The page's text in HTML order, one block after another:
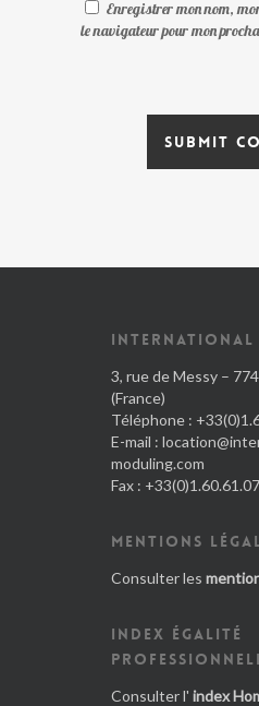
Enregistrer mon nom,
le navigateur pour mon
3, rue de Messy –
(France)
Téléphone :
E-mail :
moduling.com
Fax :
MENTIONS
Consulter les
INDEX ÉGALITÉ
Consulter l' index